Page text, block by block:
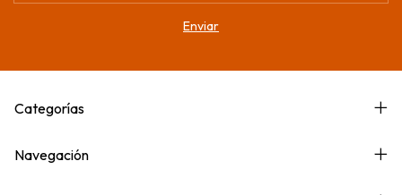
Categorías
Navegación